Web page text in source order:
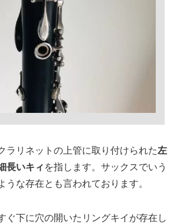
ラリネットの上管に取り付けられた左
長いキィ を指します。サックスでいう
うな存在とも言われております。
ぐ下に穴の開いたリングキイが存在し